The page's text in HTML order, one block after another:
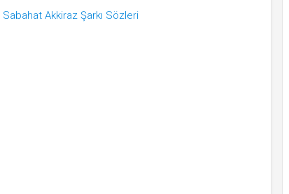
Sabahat Akkiraz Şarkı Sözleri